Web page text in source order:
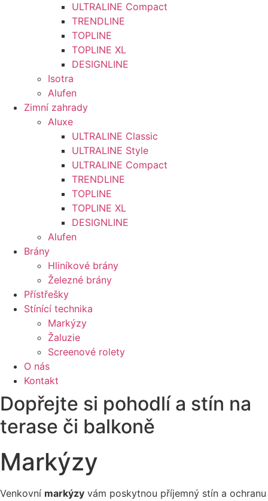
ULTRALINE Compact
TRENDLINE
TOPLINE
TOPLINE XL
DESIGNLINE
Isotra
Alufen
Zimní zahrady
Aluxe
ULTRALINE Classic
ULTRALINE Style
ULTRALINE Compact
TRENDLINE
TOPLINE
TOPLINE XL
DESIGNLINE
Alufen
Brány
Hliníkové brány
Železné brány
Přístřešky
Stínící technika
Markýzy
Žaluzie
Screenové rolety
O nás
Kontakt
Dopřejte si pohodlí a stín na
terase či balkoně
Markýzy
Venkovní markýzy vám poskytnou příjemný stín a ochranu